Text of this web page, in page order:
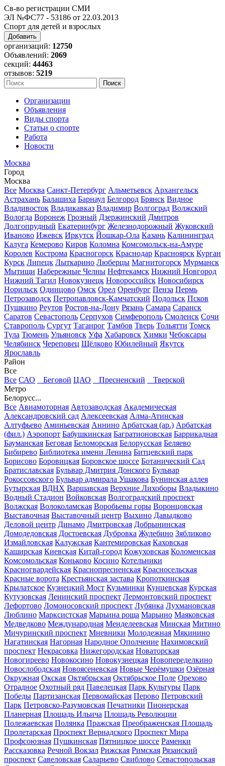
Св-во регистрации СМИ
ЭЛ №ФС77 - 53186 от 22.03.2013
Спорт для детей и взрослых
Добавить
организаций: 12750
Объявлений: 2069
секций: 44463
отзывов: 5219
Организации
Объявления
Виды спорта
Статьи о спорте
Работа
Новости
Москва
Город
Москва
Все Москва Санкт-Петербург Альметьевск Архангельск
Астрахань Балашиха Барнаул Белгород Брянск Видное
Владивосток Владикавказ Владимир Волгоград Волжский
Вологда Воронеж Грозный Дзержинский Дмитров
Долгопрудный Екатеринбург Железнодорожный Жуковский
Иваново Ижевск Иркутск Йошкар-Ола Казань Калининград
Калуга Кемерово Киров Коломна Комсомольск-на-Амуре
Королев Кострома Красногорск Краснодар Красноярск Курган
Курск Липецк Лыткарино Люберцы Магнитогорск Мурманск
Мытищи Набережные Челны Нефтекамск Нижний Новгород
Нижний Тагил Новокузнецк Новороссийск Новосибирск
Норильск Одинцово Омск Орел Оренбург Пенза Пермь
Петрозаводск Петропавловск-Камчатский Подольск Псков
Пушкино Реутов Ростов-на-Дону Рязань Самара Саранск
Саратов Севастополь Серпухов Симферополь Смоленск Сочи
Ставрополь Сургут Таганрог Тамбов Тверь Тольятти Томск
Тула Тюмень Ульяновск Уфа Хабаровск Химки Чебоксары
Челябинск Череповец Щёлково Юбилейный Якутск
Ярославль
Район
Все
Все САО Беговой ЦАО Пресненский
Тверской
Метро
Белорусс...
Все Авиамоторная Автозаводская Академическая
Александровский сад Алексеевская Алма-Атинская
Алтуфьево Аминьевская Аннино Арбатская (ар.) Арбатская
(фил.) Аэропорт Бабушкинская Багратионовская Баррикадная
Бауманская Беговая Беломорская Белорусская Беляево
Бибирево Библиотека имени Ленина Битцевский парк
Борисово Боровицкая Боровское шоссе Ботанический Сад
Братиславская Бульвар Дмитрия Донского Бульвар
Рокоссовского Бульвар адмирала Ушакова Бунинская аллея
Бутырская ВДНХ Варшавская Верхние Лихоборы Владыкино
Водный Стадион Войковская Волгоградский проспект
Волжская Волоколамская Воробьевы горы Воронцовская
Выставочная Выставочный центр Выхино Давыдково
Деловой центр Динамо Дмитровская Добрынинская
Домодедовская Достоевская Дубровка Жулебино Зябликово
Измайловская Калужская Кантемировская Каховская
Каширская Киевская Китай-город Кожуховская Коломенская
Комсомольская Коньково Косино Котельники
Красногвардейская Краснопресненская Красносельская
Красные ворота Крестьянская застава Кропоткинская
Крылатское Кузнецкий Мост Кузьминки Кунцевская Курская
Кутузовская Ленинский проспект Лермонтовский проспект
Лефортово Ломоносовский проспект Лубянка Лухмановская
Люблино Марксистская Марьина роща Марьино Маяковская
Медведково Международная Менделеевская Минская Митино
Мичуринский проспект Мневники Молодежная Мякинино
Нагатинская Нагорная Народное Ополчение Нахимовский
проспект Некрасовка Нижегородская Новаторская
Новогиреево Новокосино Новокузнецкая Новопеределкино
Новослободская Новоясеневская Новые Черёмушки Озёрная
Окружная Окская Октябрьская Октябрьское Поле Орехово
Отрадное Охотный ряд Павелецкая Парк Культуры Парк
Победы Партизанская Первомайская Перово Петровский
Парк Петровско-Разумовская Печатники Пионерская
Планерная Площадь Ильича Площадь Революции
Полежаевская Полянка Пражская Преображенская Площадь
Пролетарская Проспект Вернадского Проспект Мира
Профсоюзная Пушкинская Пятницкое шоссе Раменки
Рассказовка Речной Вокзал Рижская Римская Рязанский
проспект Савеловская Саларьево Свиблово Севастопольская